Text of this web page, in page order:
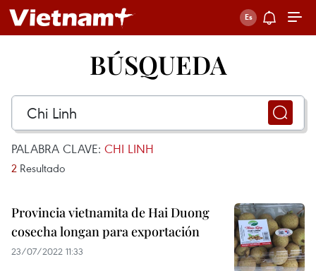
BÚSQUEDA
PALABRA CLAVE: CHI LINH
2 Resultado
Provincia vietnamita de Hai Duong
cosecha longan para exportación
23/07/2022 11:33